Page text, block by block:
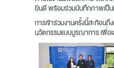
ยินดี พร้อมร่วมบันทึกภาพเป็น
การเข้าร่วมงานครั้งนี้สะท้อ
นวัตกรรมแบบบูรณาการ เพื่อ